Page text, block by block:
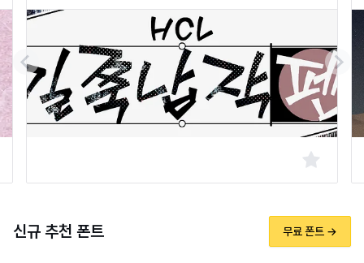
신규 추천 폰트 무료 폰트 →